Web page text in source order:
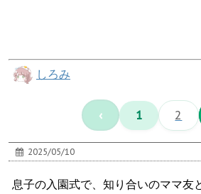
しろみ
‹ 1 2
2025/05/10
息子の入園式で、知り合いのママ友